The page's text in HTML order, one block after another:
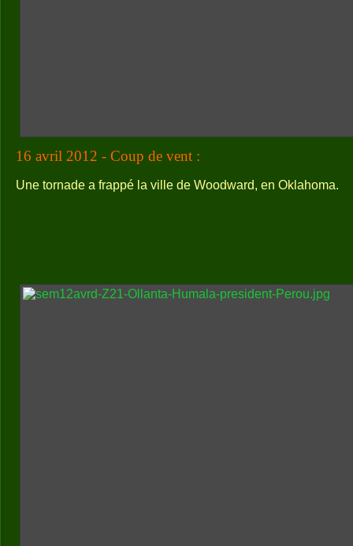
16 avril 2012 - Coup de vent :
Une tornade a frappé la ville de Woodward, en Oklahoma.